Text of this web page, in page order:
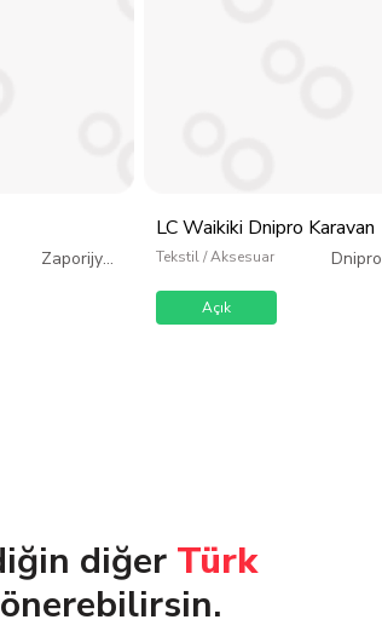
Zaporijya
LC Waikiki Dnipro Karavan
Tekstil / Aksesuar Dnipro
Açık
diğer Türk
önerebilirsin.